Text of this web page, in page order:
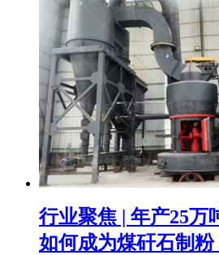
行业聚焦 | 年产25万
如何成为煤矸石制粉